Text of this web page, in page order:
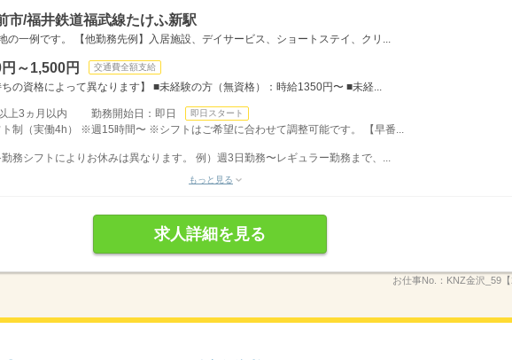
市/福井鉄道福武線たけふ新駅
の一例です。 【他勤務先例】入居施設、デイサービス、ショートステイ、クリ...
～1,500円 交通費全額支給
ちの資格によって異なります】 ■未経験の方（無資格）：時給1350円〜 ■未経...
上3ヵ月以内 勤務開始日：即日 即日スタート
制（実働4h） ※週15時間〜 ※シフトはご希望に合わせて調整可能です。 【早番...
務シフトによりお休みは異なります。 例）週3日勤務〜レギュラー勤務まで、...
もっと見る
求人詳細を見る
お仕事No.： KNZ金沢_59【